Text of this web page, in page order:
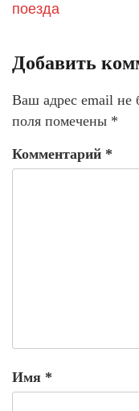
поезда
Добавить
Ваш адрес email не
поля помечены *
Комментарий *
Имя *